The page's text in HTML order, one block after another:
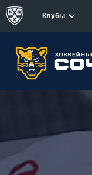
Клубы